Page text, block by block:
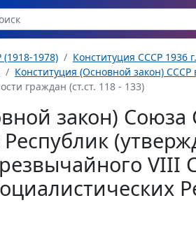
1978)
Конституция СССР 1936 г.
Конституция (Основной закон)
граждан (ст.ст. 118 - 133)
закон) Союза
VIII